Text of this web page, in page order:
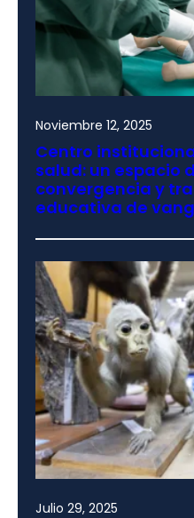
Noviembre 12, 2025
Centro
salud: un espacio
convergencia y
educativa de
Julio 29, 2025